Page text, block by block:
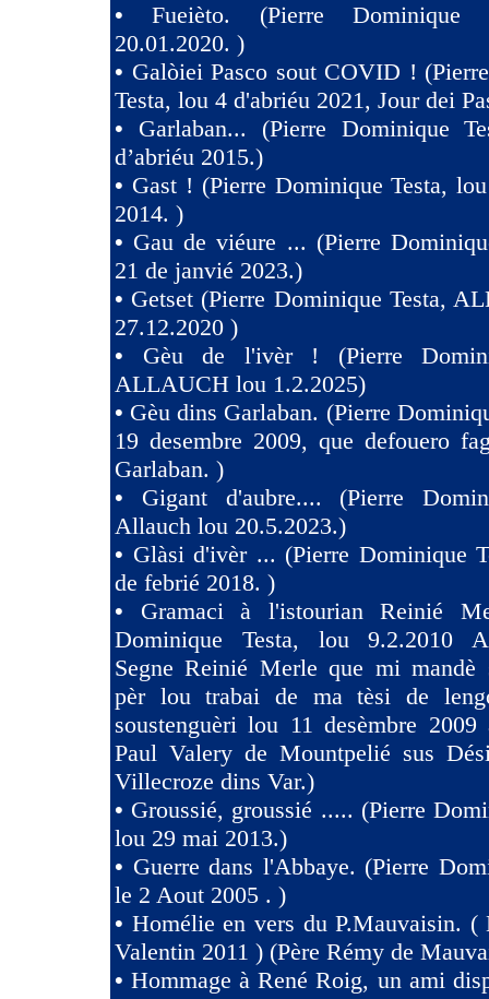
•Fueièto. (Pierre Dominique
20.01.2020. )
• Galòiei Pasco sout COVID !
Testa, lou 4 d'abriéu 2021, Jour dei
• Garlaban... (Pierre Dominique
d’abriéu 2015.)
• Gast ! (Pierre Dominique Testa,
2014. )
• Gau de viéure ... (Pierre
21 de janvié 2023.)
• Getset (Pierre Dominique Testa,
27.12.2020 )
• Gèu de l'ivèr ! (Pierre
ALLAUCH lou 1.2.2025)
• Gèu dins Garlaban. (Pierre
19 desembre 2009, que defouero
Garlaban. )
• Gigant d'aubre.... (Pierre
Allauch lou 20.5.2023.)
• Glàsi d'ivèr ... (Pierre Dominique
de febrié 2018. )
• Gramaci à l'istourian Reinié
Dominique Testa, lou 9.2.2010
Segne Reinié Merle que mi mandè
pèr lou trabai de ma tèsi de
soustenguèri lou 11 desèmbre
Paul Valery de Mountpelié sus
Villecroze dins Var.)
• Groussié, groussié ..... (Pierre
lou 29 mai 2013.)
• Guerre dans l'Abbaye. (Pierre
le 2 Aout 2005 . )
• Homélie en vers du P.Mauvaisin. (
Valentin 2011 ) (Père Rémy de
•Hommage à René Roig, un ami